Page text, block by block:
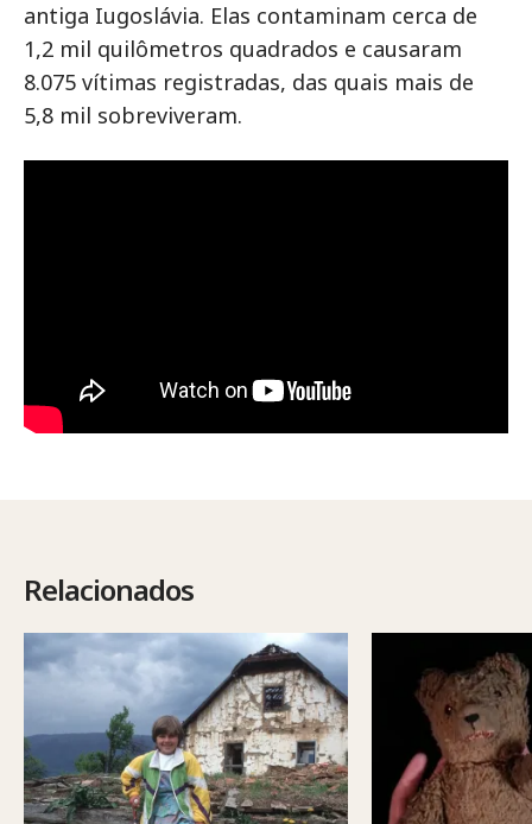
antiga Iugoslávia. Elas contaminam cerca de
1,2 mil quilômetros quadrados e causaram
8.075 vítimas registradas, das quais mais de
5,8 mil sobreviveram.
Relacionados